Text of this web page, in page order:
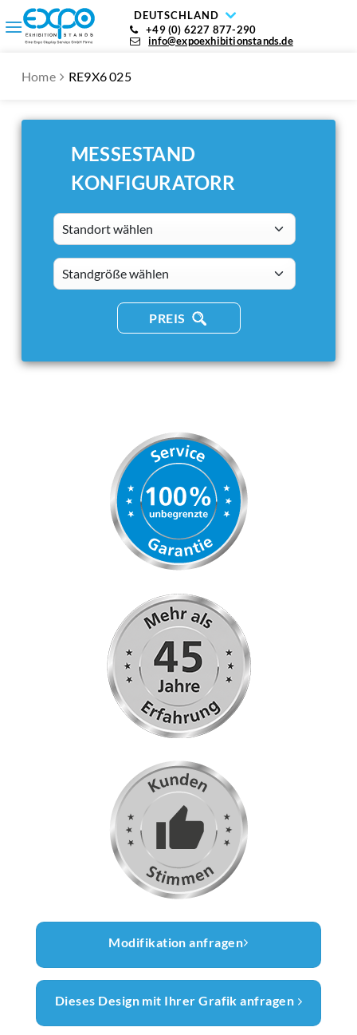
DEUTSCHLAND
+49 (0) 6227 877-290
info@expoexhibitionstands.de
Home RE9X6 025
MESSESTAND
KONFIGURATORR
Standort wählen
standsizes
PREIS
Modifikation anfragen
Dieses Design mit Ihrer Grafik anfragen